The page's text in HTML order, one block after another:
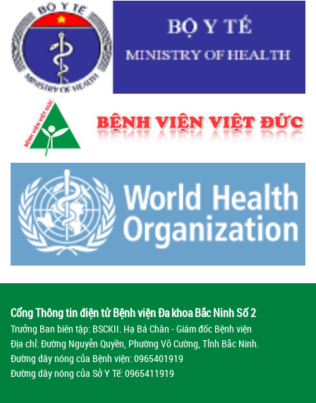
Cổng Thông tin điện tử Bệnh viện Đa khoa Bắc Ninh Số 2
Trưởng Ban biên tập: BSCKII. Hạ Bá Chân - Giám đốc Bệnh viện
Địa chỉ: Đường Nguyễn Quyền, Phường Võ Cường, Tỉnh Bắc Ninh.
Đường dây nóng của Bệnh viện:0965401919
Đường dây nóng của Sở Y Tế:0965411919